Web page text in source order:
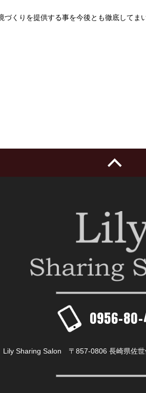
くりを提供する事を今後とも徹底してま
0956-
Lily Sharing Salon 〒857-0806 長崎県佐